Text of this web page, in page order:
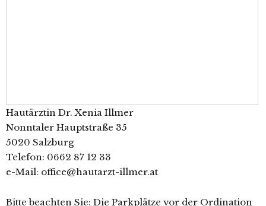
Hautärztin Dr. Xenia Illmer
Nonntaler Hauptstraße 35
5020 Salzburg
Telefon: 0662 87 12 33
e-Mail: office@hautarzt-illmer.at
Bitte beachten Sie: Die Parkplätze vor der Ordination